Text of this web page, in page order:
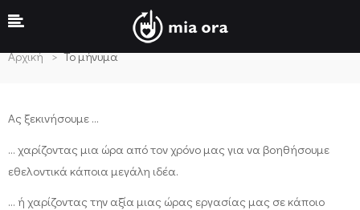
Το μήνυμα
Αρχική Το μήνυμα
Ας ξεκινήσουμε …
… χαρίζοντας μια ώρα από τον χρόνο μας για να βοηθήσουμε
εθελοντικά κάποια μεγάλη ιδέα.
… ή χαρίζοντας την αξία μιας ώρας εργασίας μας σε κάποιο